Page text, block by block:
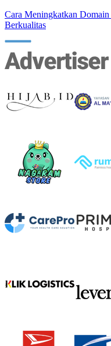
Cara Meningkatkan
Berkualitas